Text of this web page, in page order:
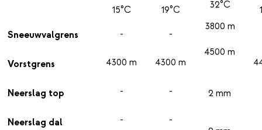
Sneeuwvalgrens
Vorstgrens
Neerslag top
Neerslag dal
15°C
-
4300 m
-
-
19°C
-
4300 m
-
-
32°C
3800 m
4500 m
2 mm